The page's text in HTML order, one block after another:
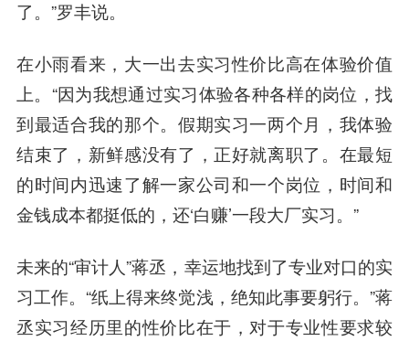
了。”罗丰说。
在小雨看来， 大一出去实习性价比高在体验价值
上。“因为我想通过实习体验各种各样的岗位，找
到最适合我的那个。假期实习一两个月，我体验
结束了，新鲜感没有了，正好就离职了。在最短
的时间内迅速了解一家公司和一个岗位，时间和
金钱成本都挺低的，还‘白赚’一段大厂实习。”
未来的“审计人”蒋丞，幸运地找到了专业对口的实
习工作。“纸上得来终觉浅，绝知此事要躬行。”蒋
丞实习经历里的性价比在于， 对于专业性要求较